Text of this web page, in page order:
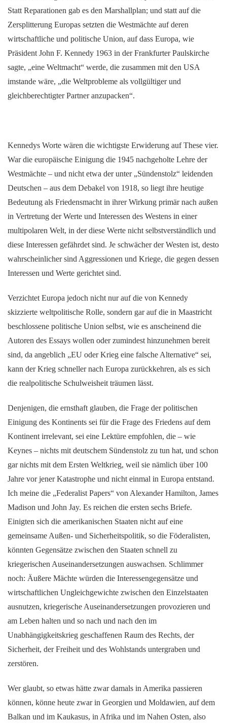
Statt Reparationen gab es den Marshallplan; und statt auf die
Zersplitterung Europas setzten die Westmächte auf deren
wirtschaftliche und politische Union, auf dass Europa, wie
Präsident John F. Kennedy 1963 in der Frankfurter Paulskirche
sagte, „eine Weltmacht“ werde, die zusammen mit den USA
imstande wäre, „die Weltprobleme als vollgültiger und
gleichberechtigter Partner anzupacken“.
Kennedys Worte wären die wichtigste Erwiderung auf These vier.
War die europäische Einigung die 1945 nachgeholte Lehre der
Westmächte – und nicht etwa der unter „Sündenstolz“ leidenden
Deutschen – aus dem Debakel von 1918, so liegt ihre heutige
Bedeutung als Friedensmacht in ihrer Wirkung primär nach außen
in Vertretung der Werte und Interessen des Westens in einer
multipolaren Welt, in der diese Werte nicht selbstverständlich und
diese Interessen gefährdet sind. Je schwächer der Westen ist, desto
wahrscheinlicher sind Aggressionen und Kriege, die gegen dessen
Interessen und Werte gerichtet sind.
Verzichtet Europa jedoch nicht nur auf die von Kennedy
skizzierte weltpolitische Rolle, sondern gar auf die in Maastricht
beschlossene politische Union selbst, wie es anscheinend die
Autoren des Essays wollen oder zumindest hinzunehmen bereit
sind, da angeblich „EU oder Krieg eine falsche Alternative“ sei,
kann der Krieg schneller nach Europa zurückkehren, als es sich
die realpolitische Schulweisheit träumen lässt.
Denjenigen, die ernsthaft glauben, die Frage der politischen
Einigung des Kontinents sei für die Frage des Friedens auf dem
Kontinent irrelevant, sei eine Lektüre empfohlen, die – wie
Keynes – nichts mit deutschem Sündenstolz zu tun hat, und schon
gar nichts mit dem Ersten Weltkrieg, weil sie nämlich über 100
Jahre vor jener Katastrophe und nicht einmal in Europa entstand.
Ich meine die „Federalist Papers“ von Alexander Hamilton, James
Madison und John Jay. Es reichen die ersten sechs Briefe.
Einigten sich die amerikanischen Staaten nicht auf eine
gemeinsame Außen- und Sicherheitspolitik, so die Föderalisten,
könnten Gegensätze zwischen den Staaten schnell zu
kriegerischen Auseinandersetzungen auswachsen. Schlimmer
noch: Äußere Mächte würden die Interessengegensätze und
wirtschaftlichen Ungleichgewichte zwischen den Einzelstaaten
ausnutzen, kriegerische Auseinandersetzungen provozieren und
am Leben halten und so nach und nach den im
Unabhängigkeitskrieg geschaffenen Raum des Rechts, der
Sicherheit, der Freiheit und des Wohlstands untergraben und
zerstören.
Wer glaubt, so etwas hätte zwar damals in Amerika passieren
können, könne heute zwar in Georgien und Moldawien, auf dem
Balkan und im Kaukasus, in Afrika und im Nahen Osten, also